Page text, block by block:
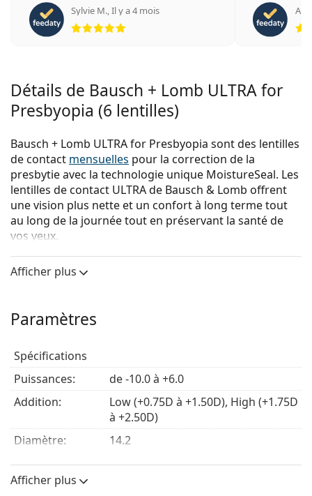
Sylvie M.,Il y a 4 mois
Détails de Bausch + Lomb ULTRA for
Presbyopia (6 lentilles)
Bausch + Lomb ULTRA for Presbyopia sont des lentilles
de contact mensuelles pour la correction de la
presbytie avec la technologie unique MoistureSeal. Les
lentilles de contact ULTRA de Bausch & Lomb offrent
une vision plus nette et un confort à long terme tout
au long de la journée tout en préservant la santé de
vos yeux.
Les lentilles de contact Bausch + Lomb ULTRA for
Presbyopia permettent un port continu jusqu'à six
Cependant, consultez toujours votre ophtalmologiste
pour connaître la méthode de port prolongé qui vous
Les lentilles de contact multifocalesBausch + Lomb
ULTRA pour Presbyopia présentent un design
progressif innovant à 3 zones qui vous offre une vision
exceptionnelle à distance. Pour toutes les distances
elles vous offrent une vision claire de près, de loin et
entre les deux. Le bord mince breveté offre un confort
Qu'est-ce que la presbytie?
Afficher plus
Paramètres
Spécifications
Puissances:
de -10.0 à +6.0
Addition:
Low (+0.75D à +1.50D), High (+1.75D
à +2.50D)
Diamètre:
14.2
Courbure de
base:
8.5
Afficher plus